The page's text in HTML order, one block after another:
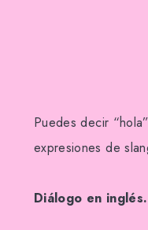
Puedes decir
expresiones de
Diálogo en